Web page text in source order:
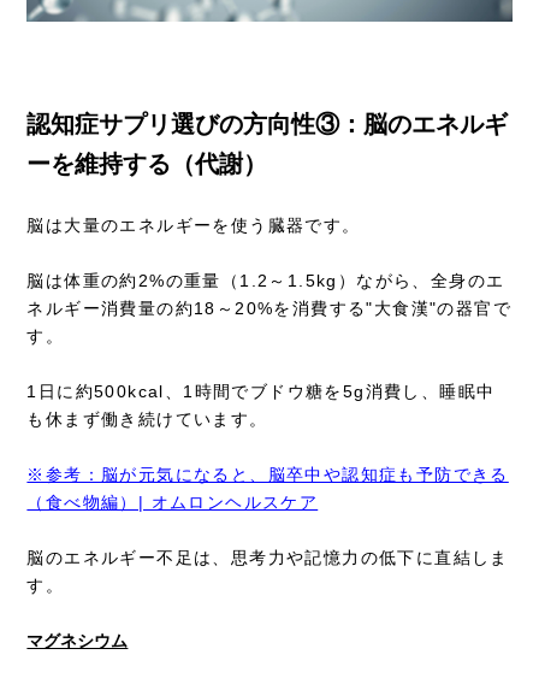
認知症サプリ選びの方向性③：脳のエネルギ
ーを維持する（代謝）
脳は大量のエネルギーを使う臓器です。
脳は体重の約2%の重量（1.2～1.5kg）ながら、全身のエ
ネルギー消費量の約18～20%を消費する"大食漢"の器官で
す。
1日に約500kcal、1時間でブドウ糖を5g消費し、睡眠中
も休まず働き続けています。
※参考：脳が元気になると、脳卒中や認知症も予防できる
（食べ物編）| オムロンヘルスケア
脳のエネルギー不足は、思考力や記憶力の低下に直結しま
す。
マグネシウム